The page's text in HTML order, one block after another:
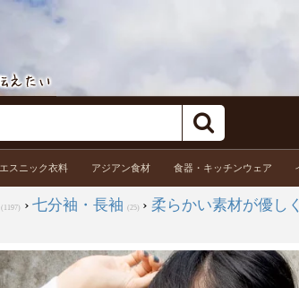
エスニック衣料 アジアン食材 食器・キッチンウェア
(1197) › 七分袖・長袖 (25) › 柔らかい素材が優し